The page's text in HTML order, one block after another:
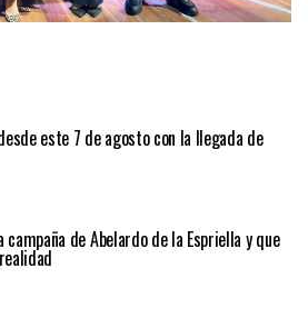
este 7 de agosto con la llegada de
de Abelardo de la Espriella y que